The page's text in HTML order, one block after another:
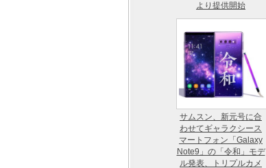
より提供開始
サムスン、新元号に合
わせてギャラクシース
マートフォン「Galaxy
Note9」の「令和」モデ
ル発表、トリプルカメ